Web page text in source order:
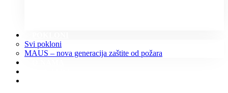
Svi pokloni
MAUS – nova generacija zaštite od požara